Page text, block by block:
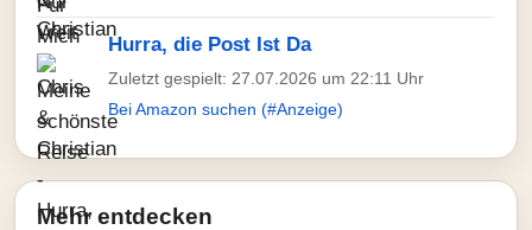
Hurra, die Post Ist Da
Zuletzt gespielt: 27.07.2026 um 22:11 Uhr
Bei Amazon suchen (#Anzeige)
Mehr entdecken